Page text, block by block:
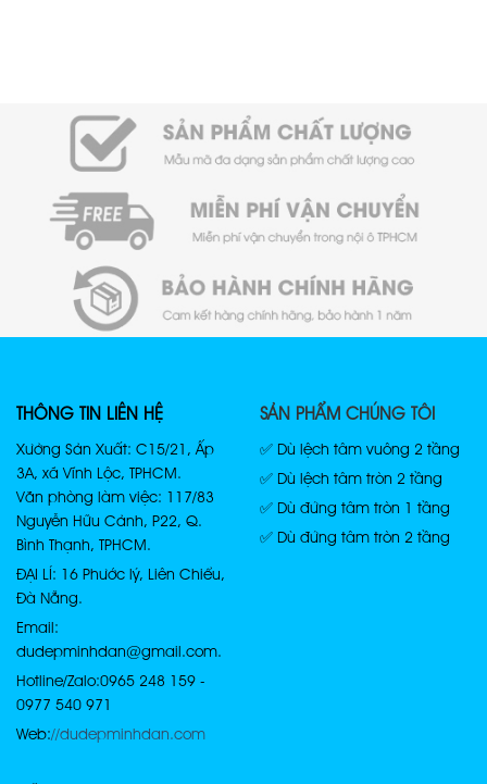
THÔNG TIN LIÊN HỆ
Xưởng Sản Xuất: C15/21, Ấp
3A, xã Vĩnh Lộc, TPHCM.
Văn phòng làm việc: 117/83
Nguyễn Hữu Cảnh, P22, Q.
Bình Thạnh, TPHCM.
ĐẠI LÍ: 16 Phước lý, Liên Chiểu,
Đà Nẵng.
Email:
dudepminhdan@gmail.com.
Hotline/Zalo: 0965 248 159 -
0977 540 971
Web://dudepminhdan.com
SẢN PHẨM CHÚNG TÔI
✅ Dù lệch tâm vuông 2 tầng
✅ Dù lệch tâm tròn 2 tầng
✅ Dù đứng tâm tròn 1 tầng
✅ Dù đứng tâm tròn 2 tầng